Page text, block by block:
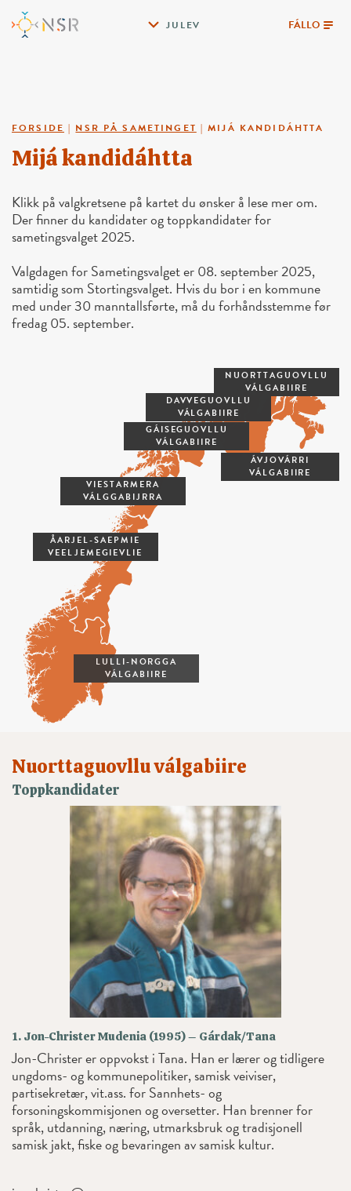
JULEV FÁLLO
FORSIDE | NSR PÅ SAMETINGET |MIJÁ KANDIDÁHTTA
Mijá kandidáhtta
Klikk på valgkretsene på kartet du ønsker å lese mer om.
Der finner du kandidater og toppkandidater for
sametingsvalget 2025.
Valgdagen for Sametingsvalget er 08. september 2025,
samtidig som Stortingsvalget. Hvis du bor i en kommune
med under 30 manntallsførte, må du forhåndsstemme før
fredag 05. september.
NUORTTAGUOVLLU
VÁLGABIIRE
ÁVJOVÁRRI
VÁLGABIIRE
DAVVEGUOVLLU
VÁLGABIIRE
GÁISEGUOVLLU
VÁLGABIIRE
VIESTARMERA
VÁLGGABIJRRA
ÅARJEL-SAEPMIE
VEELJEMEGIEVLIE
LULLI-NORGGA
VÁLGABIIRE
Nuorttaguovllu válgabiire
Toppkandidater
1. Jon-Christer Mudenia (1995) – Gárdak/Tana
Jon-Christer er oppvokst i Tana. Han er lærer og tidligere
ungdoms- og kommunepolitiker, samisk veiviser,
partisekretær, vit.ass. for Sannhets- og
forsoningskommisjonen og oversetter. Han brenner for
språk, utdanning, næring, utmarksbruk og tradisjonell
samisk jakt, fiske og bevaringen av samisk kultur.